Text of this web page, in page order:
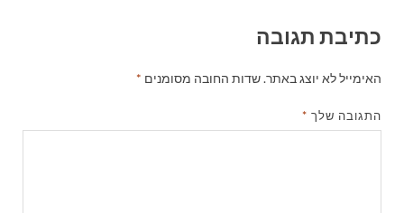
כתיבת תגובה
האימייל לא יוצג באתר.שדות החובה מסומנים *
התגובה שלך *